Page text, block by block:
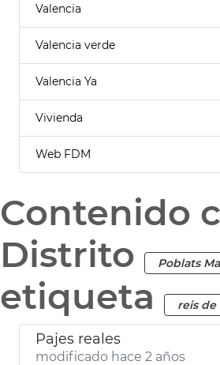
Valencia
Valencia verde
Valencia Ya
Vivienda
Web FDM
Contenido
Distrito
Poblats
etiqueta
reis
Pajes reales
modificado hace 2 años